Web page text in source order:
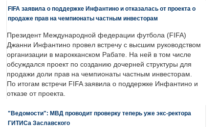
FIFA заявила о поддержке Инфантино и отказалась от проекта о
продаже прав на чемпионаты частным инвесторам
Президент Международной федерации футбола (FIFA)
Джанни Инфантино провел встречу с высшим руководством
организации в марокканском Рабате. На ней в том числе
обсуждался проект по созданию дочерней структуры для
продажи доли прав на чемпионаты частным инвесторам.
По итогам встречи FIFA заявила о поддержке Инфантино и
отказе от проекта.
"Ведомости": МВД проводит проверку теперь уже экс-ректора
ГИТИСа Заславского